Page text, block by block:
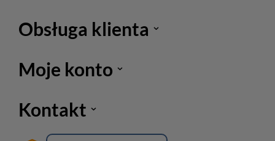
Obsługa klienta
Moje konto
Kontakt